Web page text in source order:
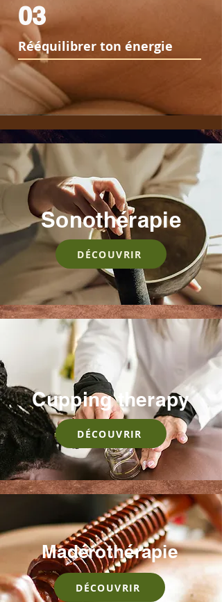
03
Rééquilibrer ton énergie
Sonothérapie
DÉCOUVRIR
Cupping therapy
DÉCOUVRIR
Madérothérapie
DÉCOUVRIR